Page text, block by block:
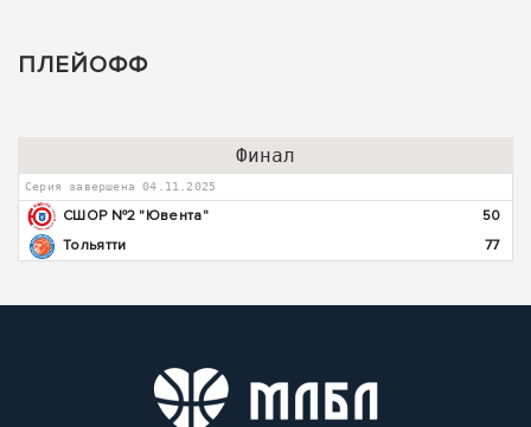
ПЛЕЙОФФ
Финал
Серия завершена 04.11.2025
СШОР №2 "Ювента"
50
Тольятти
77